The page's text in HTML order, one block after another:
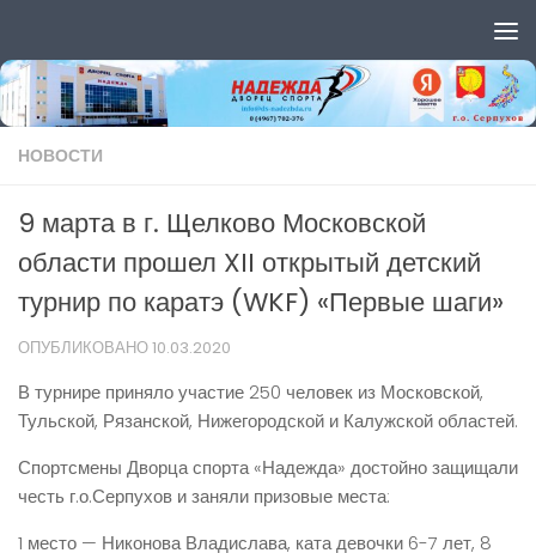
НОВОСТИ
9 марта в г. Щелково Московской
области прошел XII открытый детский
турнир по каратэ (WKF) «Первые шаги»
ОПУБЛИКОВАНО10.03.2020
В турнире приняло участие 250 человек из Московской,
Тульской, Рязанской, Нижегородской и Калужской областей.
Спортсмены Дворца спорта «Надежда» достойно защищали
честь г.о.Серпухов и заняли призовые места:
1 место — Никонова Владислава, ката девочки 6-7 лет, 8